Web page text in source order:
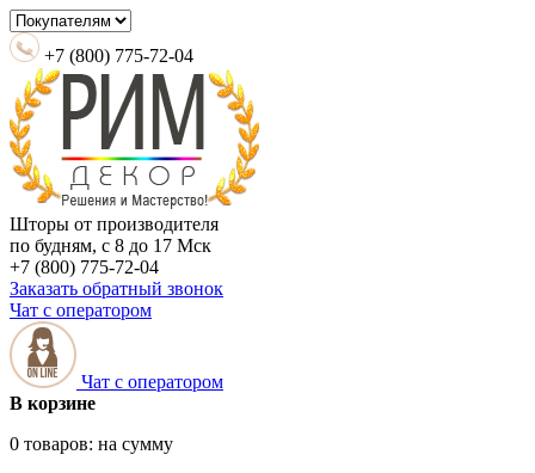
+7 (800) 775-72-04
Шторы от производителя
по будням, с 8 до 17 Мск
+7 (800) 775-72-04
Заказать обратный звонок
Чат с оператором
Чат с оператором
В корзине
0 товаров: на сумму